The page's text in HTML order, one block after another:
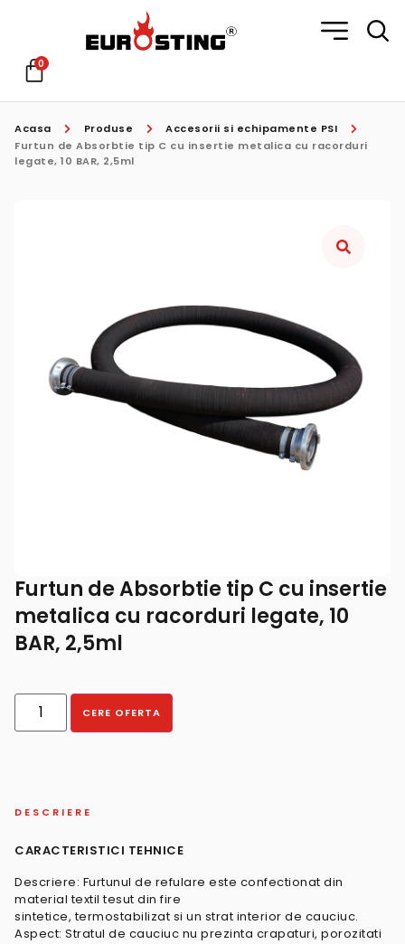
0
Acasa Produse
Accesorii si echipamente PSI
Furtun de Absorbtie tip C cu insertie metalica cu racorduri
legate, 10 BAR, 2,5ml
Furtun de Absorbtie tip C cu insertie
metalica cu racorduri legate, 10
BAR, 2,5ml
CERE OFERTA
DESCRIERE
CARACTERISTICI TEHNICE
Descriere: Furtunul de refulare este confectionat din
material textil tesut din fire
sintetice, termostabilizat si un strat interior de cauciuc.
Aspect: Stratul de cauciuc nu prezinta crapaturi, porozitati